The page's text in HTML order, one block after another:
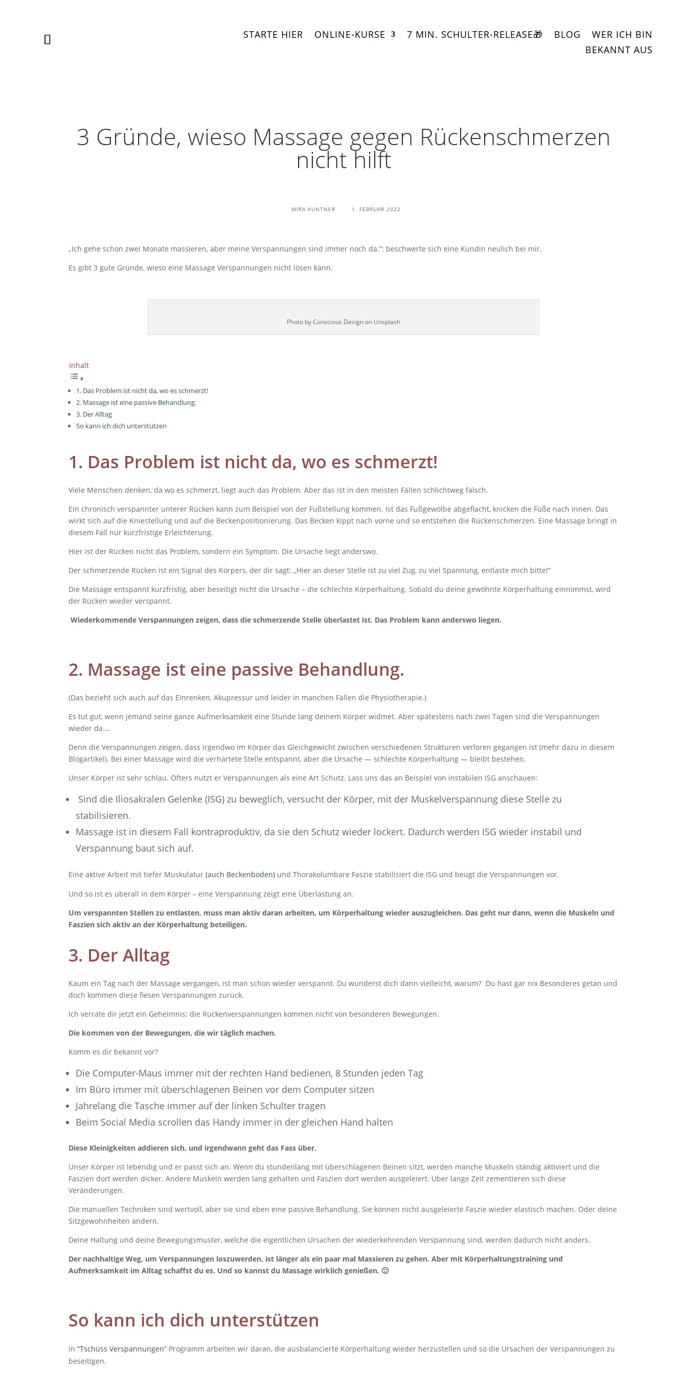
STARTE HIER ONLINE-KURSE 7 MIN. SCHULTER-RELEASE🎁 BLOG
WER ICH BIN
BEKANNT AUS
3 Gründe, wieso Massage gegen Rückenschmerzen
nicht hilft
MIRA KUNTNER 1. FEBRUAR 2022
„Ich gehe schon zwei Monate massieren, aber meine Verspannungen sind immer noch da.“: beschwerte sich eine Kundin neulich bei mir.
Es gibt 3 gute Gründe, wieso eine Massage Verspannungen nicht lösen kann.
Photo by Conscious Design on Unsplash
Inhalt
1. Das Problem ist nicht da, wo es schmerzt!
2. Massage ist eine passive Behandlung.
3. Der Alltag
So kann ich dich unterstützen
1. Das Problem ist nicht da, wo es schmerzt!
Viele Menschen denken, da wo es schmerzt, liegt auch das Problem. Aber das ist in den meisten Fällen schlichtweg falsch.
Ein chronisch verspannter unterer Rücken kann zum Beispiel von der Fußstellung kommen. Ist das Fußgewölbe abgeflacht, knicken die Füße nach innen. Das
wirkt sich auf die Kniestellung und auf die Beckenpositionierung. Das Becken kippt nach vorne und so entstehen die Rückenschmerzen. Eine Massage bringt in
diesem Fall nur kurzfristige Erleichterung.
Hier ist der Rücken nicht das Problem, sondern ein Symptom. Die Ursache liegt anderswo.
Der schmerzende Rücken ist ein Signal des Körpers, der dir sagt: „Hier an dieser Stelle ist zu viel Zug, zu viel Spannung, entlaste mich bitte!“
Die Massage entspannt kurzfristig, aber beseitigt nicht die Ursache – die schlechte Körperhaltung. Sobald du deine gewöhnte Körperhaltung einnimmst, wird
der Rücken wieder verspannt.
Wiederkommende Verspannungen zeigen, dass die schmerzende Stelle überlastet ist. Das Problem kann anderswo liegen.
2. Massage ist eine passive Behandlung.
(Das bezieht sich auch auf das Einrenken, Akupressur und leider in manchen Fällen die Physiotherapie.)
Es tut gut, wenn jemand seine ganze Aufmerksamkeit eine Stunde lang deinem Körper widmet. Aber spätestens nach zwei Tagen sind die Verspannungen
wieder da….
Denn die Verspannungen zeigen, dass irgendwo im Körper das Gleichgewicht zwischen verschiedenen Strukturen verloren gegangen ist (mehr dazu in diesem
Blogartikel). Bei einer Massage wird die verhärtete Stelle entspannt, aber die Ursache — schlechte Körperhaltung — bleibt bestehen.
Unser Körper ist sehr schlau. Öfters nutzt er Verspannungen als eine Art Schutz. Lass uns das an Beispiel von instabilen ISG anschauen:
Sind die Iliosakralen Gelenke (ISG) zu beweglich, versucht der Körper, mit der Muskelverspannung diese Stelle zu
stabilisieren.
Massage ist in diesem Fall kontraproduktiv, da sie den Schutz wieder lockert. Dadurch werden ISG wieder instabil und
Verspannung baut sich auf.
Eine aktive Arbeit mit tiefer Muskulatur(auch Beckenboden) und Thorakolumbare Faszie stabilisiert die ISG und beugt die Verspannungen vor.
Und so ist es überall in dem Körper – eine Verspannung zeigt eine Überlastung an.
Um verspannten Stellen zu entlasten, muss man aktiv daran arbeiten, um Körperhaltung wieder auszugleichen. Das geht nur dann, wenn die Muskeln und
Faszien sich aktiv an der Körperhaltung beteiligen.
3. Der Alltag
Kaum ein Tag nach der Massage vergangen, ist man schon wieder verspannt. Du wunderst dich dann vielleicht, warum? Du hast gar nix Besonderes getan und
doch kommen diese fiesen Verspannungen zurück.
Ich verrate dir jetzt ein Geheimnis: die Rückenverspannungen kommen nicht von besonderen Bewegungen.
Die kommen von der Bewegungen, die wir täglich machen.
Komm es dir bekannt vor?
Die Computer-Maus immer mit der rechten Hand bedienen, 8 Stunden jeden Tag
Im Büro immer mit überschlagenen Beinen vor dem Computer sitzen
Jahrelang die Tasche immer auf der linken Schulter tragen
Beim Social Media scrollen das Handy immer in der gleichen Hand halten
Diese Kleinigkeiten addieren sich, und irgendwann geht das Fass über.
Unser Körper ist lebendig und er passt sich an. Wenn du stundenlang mit überschlagenen Beinen sitzt, werden manche Muskeln ständig aktiviert und die
Faszien dort werden dicker. Andere Muskeln werden lang gehalten und Faszien dort werden ausgeleiert. Uber lange Zeit zementieren sich diese
Veränderungen.
Die manuellen Techniken sind wertvoll, aber sie sind eben eine passive Behandlung. Sie können nicht ausgeleierte Faszie wieder elastisch machen. Oder deine
Sitzgewohnheiten ändern.
Deine Haltung und deine Bewegungsmuster, welche die eigentlichen Ursachen der wiederkehrenden Verspannung sind, werden dadurch nicht anders.
Der nachhaltige Weg, um Verspannungen loszuwerden, ist länger als ein paar mal Massieren zu gehen. Aber mit Körperhaltungstraining und
Aufmerksamkeit im Alltag schaffst du es. Und so kannst du Massage wirklich genießen. 🙂
So kann ich dich unterstützen
In“Tschüss Verspannungen” Programm arbeiten wir daran, die ausbalancierte Körperhaltung wieder herzustellen und so die Ursachen der Verspannungen zu
beseitigen.